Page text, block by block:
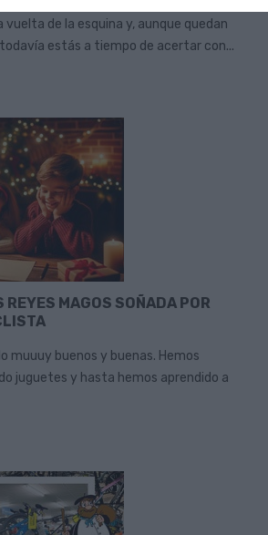
vuelta de la esquina y, aunque quedan
todavía estás a tiempo de acertar con...
REYES MAGOS SOÑADA POR
muuuy buenos y buenas. Hemos
juguetes y hasta hemos aprendido a